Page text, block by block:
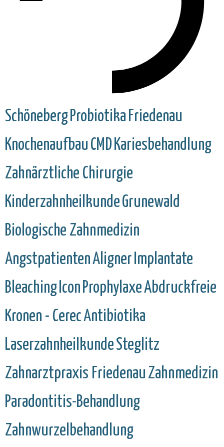
Schöneberg Probiotika Friedenau
Knochenaufbau CMD Kariesbehandlung
Zahnärztliche Chirurgie
KinderzahnheilkundeGrunewald
Biologische Zahnmedizin
AngstpatientenAligner Implantate
Bleaching Icon ProphylaxeAbdruckfreie
Kronen - CerecAntibiotika
LaserzahnheilkundeSteglitz
Zahnarztpraxis Friedenau Zahnmedizin
Paradontitis-Behandlung
Zahnwurzelbehandlung